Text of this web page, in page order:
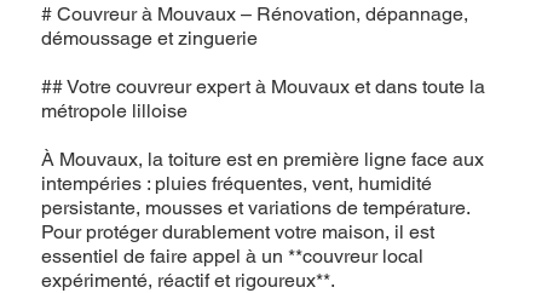
# Couvreur à Mouvaux – Rénovation, dépannage,
démoussage et zinguerie
## Votre couvreur expert à Mouvaux et dans toute la
métropole lilloise
À Mouvaux, la toiture est en première ligne face aux
intempéries : pluies fréquentes, vent, humidité
persistante, mousses et variations de température.
Pour protéger durablement votre maison, il est
essentiel de faire appel à un **couvreur local
expérimenté, réactif et rigoureux**.